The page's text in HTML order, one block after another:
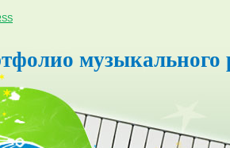
музыкального